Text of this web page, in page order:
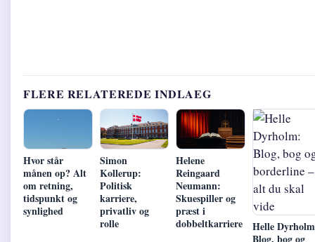
FLERE RELATEREDE INDLAEG
Hvor står
månen op? Alt
om retning,
tidspunkt og
synlighed
Simon
Kollerup:
Politisk
karriere,
privatliv og
rolle
Helene
Reingaard
Neumann:
Skuespiller og
præst i
dobbeltkarriere
Helle